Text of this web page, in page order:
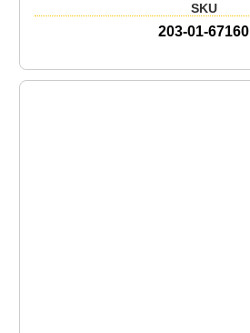
SKU
203-01-67160